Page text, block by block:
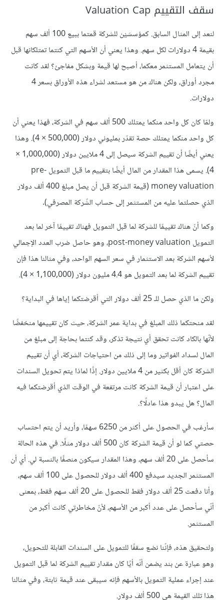
سقف التقييم Valuation Cap
لنعد إلى المثال السابق. كمؤسسَيْن للشركة قمتما ببيع 100 ألف سهم
بقيمة 4 دولارات لكل سهم. وهذا يعني أن الأسهم التي كنتما تمتلكانها قبل
أن يتعامل المستثمر معكما، أصبح لها قيمة وبشكل مفاجئ؟ لقد كانت
مجرد أوراق، ولكن هناك من هو مستعد لشراء هذه الأوراق بسعر 4
دولارات.
ولمّا كان كل واحد منكما يمتلك 500 ألف سهم في الشركة، فهذا يعني أن
كل واحد منكما يمتلك حصة تقدّر بمليوني دولار (500,000 × 4). وهذا
يعني أيضًا أن تقييم الشركة سيصل إلى 4 ملايين دولار (1,000,000 ×
4). يسمى هذا المقدار من المال أيضًا بتقييم ما قبل التمويل pre-
money valuation (قيمة الشركة قبل أن يصل مبلغ 400 ألف دولار
الذي حصلتما عليه من المستثمر إلى حساب الشّركة المصرفي).
وكما أنّ هناك تقييمًا للشركة لما قبل التمويل فهناك تقييمًا آخر لما بعد
التمويل post-money valuation، وهو حاصل ضرب العدد الإجمالي
لأسهم الشركة بعد الاستثمار في سعر السهم الواحد، وفي مثالنا هذا فإن
تقييم الشركة لما بعد التمويل هو 4.4 مليون دولار (1,100,000 × 4).
ولكن ما الذي حصل للـ 25 ألف دولار التي أقرضتكما إياها في البداية؟
لقد منحتكما ذلك المبلغ في بداية عمر الشركة، حيث كان تقييمها منخفضًا
لأنّها بالكاد كانت تحقق أي نتيجة تذكر، وقد كنتما بحاجة إلى مبلغ من
المال لسداد الفواتير وما إلى ذلك من احتياجات الشركة، أي أن تقييم
الشركة كان أقل بكثير من 4 ملايين دولار. إذًا لماذا يتم تحويل السندات
على اعتبار أن قيمة الشركة كانت مرتفعة في الوقت الذي أقرضتكما فيه
المال؟ هل يبدو هذا عادلًا؟.
سأرغب في الحصول على أكثر من 6250 سهمًا، وأريد أن يتم احتساب
حصتي كما لو أن قيمة الشركة كان 500 ألف دولار مثلًا. في هذه الحالة
سأحصل على 20 ألف سهم، وهذا المقدار سيكون منصفًا بالنسبة لي. أي أن
المستثمر الجديد سيدفع 400 ألف دولار للحصول على 100 ألف سهم،
وأنا دفعت 25 ألف دولار فقط للحصول على 20 ألف سهم فقط، بمعنى
أنّي سأحصل على عدد أكبر من الأسهم، لأنّ مخاطرتي كانت أكبر من
المستثمر.
ولتحقيق هذه، فإنّنا نضع سقفًا للتمويل على السندات القابلة للتحويل،
وهو عبارة عن بند يضمن أنّه أيًا كان مقدار تقييم الشركة لما قبل التمويل
عند إجراء عملية التمويل بالأسهم فإنه سيبقى عند قيمة ثابتة، وفي مثالنا
هذا تلك القيمة هي 500 ألف دولار.